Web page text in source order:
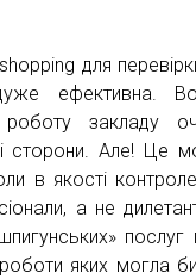
для
дуже ефективна.
закладу
сторони. Але! Це
в якості
а не
роботи яких могла